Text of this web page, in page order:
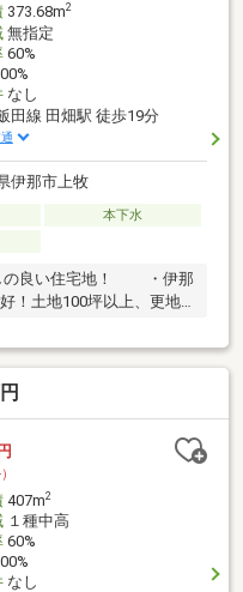
373.68m2
無指定
60%
なし
田線 田畑駅 徒歩19分
伊那市上牧
本下水
の良い住宅地！ ・伊那
！土地100坪以上、更地
407m2
１種中高
60%
なし